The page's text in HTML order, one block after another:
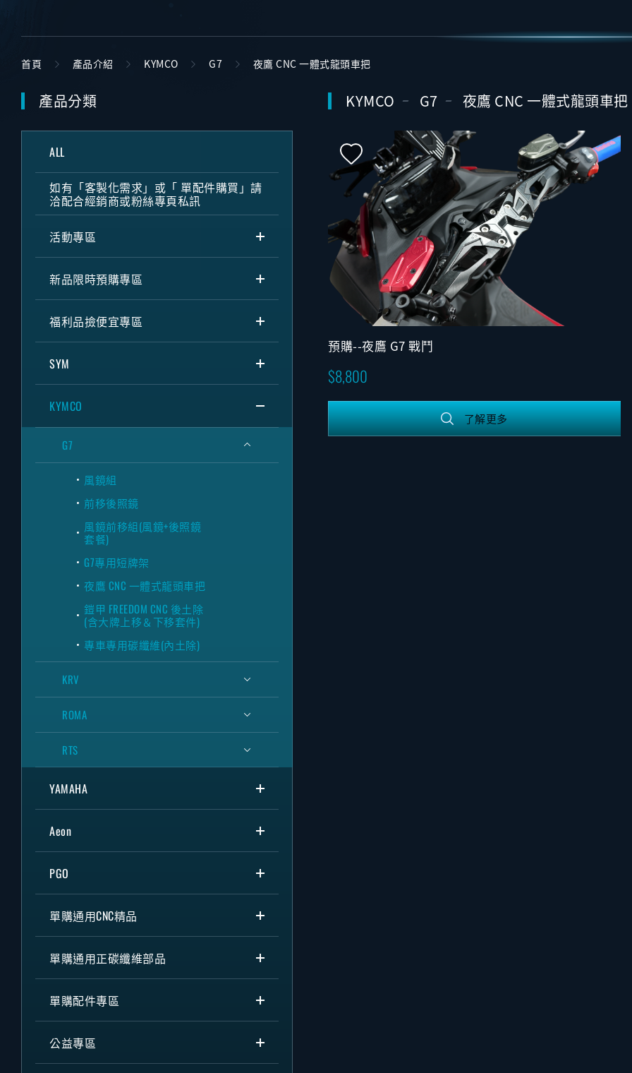
首頁 產品介紹 KYMCO G7 夜鷹 CNC 一體式龍頭車把
產品分類
ALL
如有「客製化需求」或「 單配件購買」請
洽配合經銷商或粉絲專頁私訊
活動專區
新品限時預購專區
福利品撿便宜專區
SYM
KYMCO
G7
風鏡組
前移後照鏡
風鏡前移組(風鏡+後照鏡
套餐)
G7專用短牌架
夜鷹 CNC 一體式龍頭車把
鎧甲 FREEDOM CNC 後土除
(含大牌上移＆下移套件)
專車專用碳纖維(內土除)
KRV
ROMA
RTS
YAMAHA
Aeon
PGO
單購通用CNC精品
單購通用正碳纖維部品
單購配件專區
公益專區
KYMCO G7 夜鷹 CNC 一體式龍頭車把
預購--夜鷹 G7 戰鬥
8,800
了解更多